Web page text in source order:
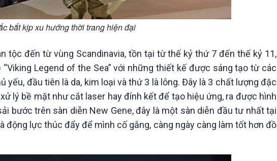
bắt kịp xu hướng thời trang hiện đại
đến từ vùng Scandinavia, tồn tại từ thế kỷ thứ 7 đến thế kỷ 11,
Legend of the Sea” với những thiết kế được sáng tạo từ các
đầu tiên là da, kim loại và thứ 3 là lông. Đây là 3 chất lượng đặc
lý bề mặt như cắt laser hay đính kết để tạo hiệu ứng, ra được hình
bước trên sàn diễn New Gene, đây là một sàn diễn đầu tư nhất tại
động lực thúc đẩy để mình cố gắng, càng ngày càng làm tốt hơn đồ